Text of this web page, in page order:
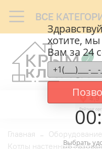
ВСЕ
Главная
Котлы настенные
хотите,
Вам за 24
00:
Выбрать